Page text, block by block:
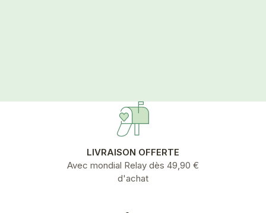
LIVRAISON OFFERTE
Avec mondial Relay dès 49,90 €
d'achat